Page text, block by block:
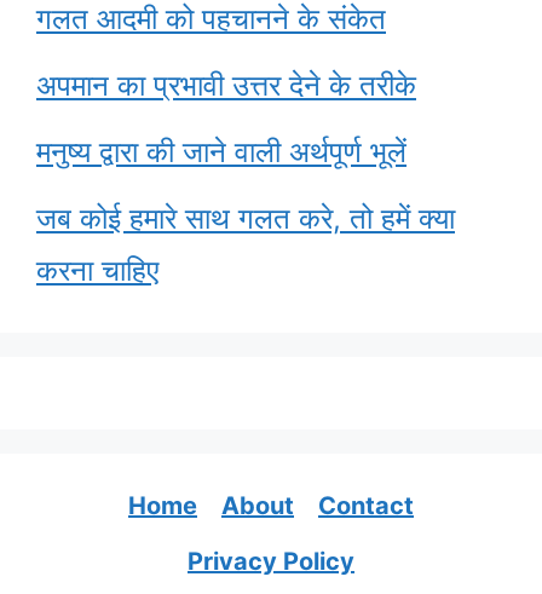
गलत आदमी को पहचानने के संकेत
अपमान का प्रभावी उत्तर देने के तरीके
मनुष्य द्वारा की जाने वाली अर्थपूर्ण भूलें
जब कोई हमारे साथ गलत करे, तो हमें क्या
करना चाहिए
Home About
Contact
Privacy Policy